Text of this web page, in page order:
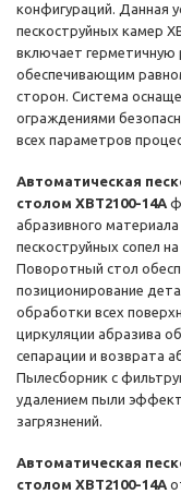
конфигураций. Данная
пескоструйных камер
включает
обеспечивающим
сторон. Система
ограждениями
всех параметров
Автоматическая
столом XBT2100-14A
абразивного
пескоструйных сопел
Поворотный стол
позиционирование
обработки всех
циркуляции абразива
сепарации и возврата
Пылесборник с
удалением пыли
загрязнений.
Автоматическая
столом XBT2100-14A